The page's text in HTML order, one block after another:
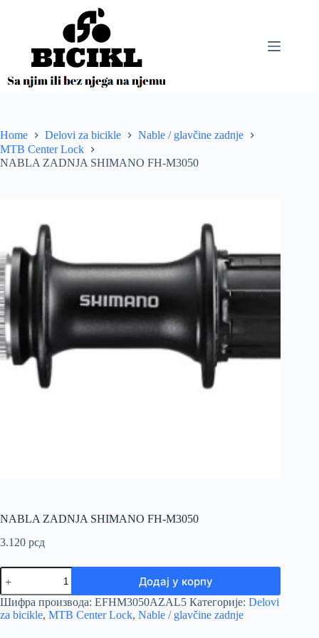
Home Delovi za bicikle
Nable / glavčine zadnje
MTB Center Lock
NABLA ZADNJA SHIMANO FH-M3050
NABLA ZADNJA SHIMANO FH-M3050
3.120 рсд
NABLA
ZADNJA
SHIMANO
FH-
M3050
Додај у корпу
Шифра производа: EFHM3050AZAL5 Категорије: Delovi
za bicikle, MTB Center Lock, Nable / glavčine zadnje